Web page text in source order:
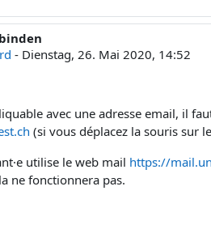
Leopold
- Dienstag, 26. Mai 2020, 14:52
avec une adresse email, il
(si vous déplacez la souris sur
utilise le web mail https://
ne fonctionnera pas.